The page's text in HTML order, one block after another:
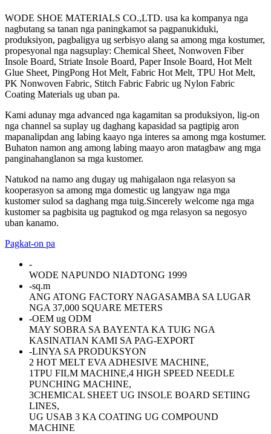
WODE SHOE MATERIALS CO.,LTD. usa ka kompanya nga
nagbutang sa tanan nga paningkamot sa pagpanukiduki,
produksiyon, pagbaligya ug serbisyo alang sa among mga kostumer,
propesyonal nga nagsuplay: Chemical Sheet, Nonwoven Fiber
Insole Board, Striate Insole Board, Paper Insole Board, Hot Melt
Glue Sheet, PingPong Hot Melt, Fabric Hot Melt, TPU Hot Melt,
PK Nonwoven Fabric, Stitch Fabric Fabric ug Nylon Fabric
Coating Materials ug uban pa.
Kami adunay mga advanced nga kagamitan sa produksiyon, lig-on
nga channel sa suplay ug daghang kapasidad sa pagtipig aron
mapanalipdan ang labing kaayo nga interes sa among mga kostumer.
Buhaton namon ang among labing maayo aron matagbaw ang mga
panginahanglanon sa mga kustomer.
Natukod na namo ang dugay ug mahigalaon nga relasyon sa
kooperasyon sa among mga domestic ug langyaw nga mga
kustomer sulod sa daghang mga tuig.Sincerely welcome nga mga
kustomer sa pagbisita ug pagtukod og mga relasyon sa negosyo
uban kanamo.
Pagkat-on pa
-
WODE NAPUNDO NIADTONG 1999
-sq.m
ANG ATONG FACTORY NAGASAMBA SA LUGAR
NGA 37,000 SQUARE METERS
-OEM ug ODM
MAY SOBRA SA BAYENTA KA TUIG NGA
KASINATIAN KAMI SA PAG-EXPORT
-LINYA SA PRODUKSYON
2 HOT MELT EVA ADHESIVE MACHINE,
1TPU FILM MACHINE,4 HIGH SPEED NEEDLE
PUNCHING MACHINE,
3CHEMICAL SHEET UG INSOLE BOARD SETIING
LINES,
UG USAB 3 KA COATING UG COMPOUND
MACHINE